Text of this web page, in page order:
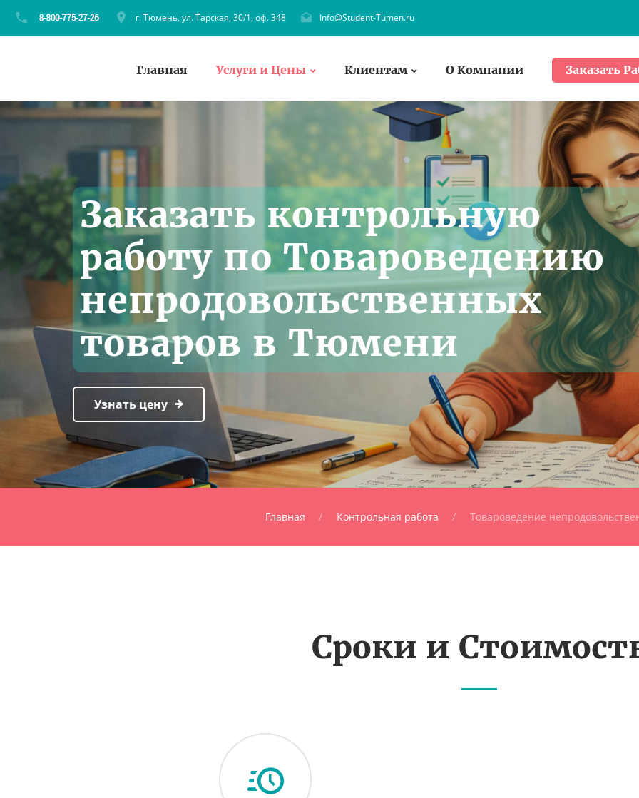
г. Тюмень, ул. Тарская, 30/1, оф. 348 Info@Student-Tumen.ru
Главная Услуги и Цены Клиентам О Компании Заказать
Заказать контрольную
работу по Товароведению
непродовольственных
товаров в Тюмени
Узнать цену
Главная Контрольная работа Товароведение
Сроки и